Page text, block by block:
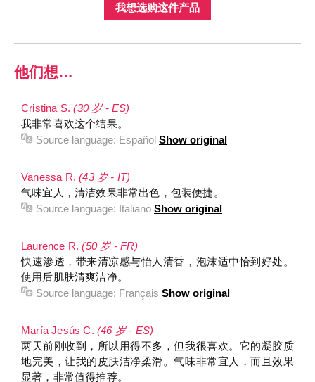
我想选购这件产品
他们想…
Cristina S.(30 岁 - ES)
我非常喜欢这个结果。
Source language: Español Show original
Vanessa R.(43 岁 - IT)
气味宜人，清洁效果非常出色，包装便捷。
Source language: Italiano Show original
Laurence R.(50 岁 - FR)
快速渗透，带来清凉感与怡人清香，泡沫适中恰到好处。
使用后肌肤清爽洁净。
Source language: Français Show original
María Jesús C. (46 岁 - ES)
两天前刚收到，所以用得不多，但我很喜欢。它的凝胶质
地完美，让我的皮肤洁净柔滑。气味非常宜人，而且效果
显著，非常值得推荐。